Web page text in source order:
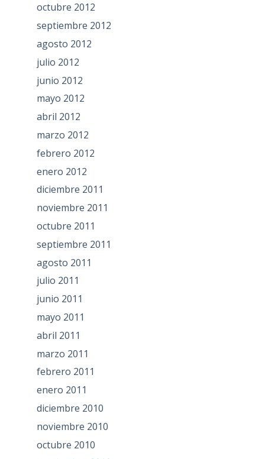
octubre 2012
septiembre 2012
agosto 2012
julio 2012
junio 2012
mayo 2012
abril 2012
marzo 2012
febrero 2012
enero 2012
diciembre 2011
noviembre 2011
octubre 2011
septiembre 2011
agosto 2011
julio 2011
junio 2011
mayo 2011
abril 2011
marzo 2011
febrero 2011
enero 2011
diciembre 2010
noviembre 2010
octubre 2010